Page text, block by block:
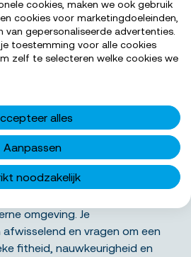
NU
doen
draag je bij aan het soepel
omgeving. Je
en vragen om een
fitheid, nauwkeurigheid en
cookies, maken we ook gebruik
cookies voor marketingdoeleinden,
van gepersonaliseerde advertenties.
je toestemming voor alle cookies
zelf te selecteren welke cookies we
alles
Aanpassen
noodzakelijk